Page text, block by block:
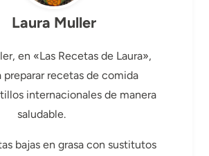
Laura Muller
en «Las Recetas de Laura»,
preparar recetas de comida
internacionales de manera
saludable.
bajas en grasa con sustitutos